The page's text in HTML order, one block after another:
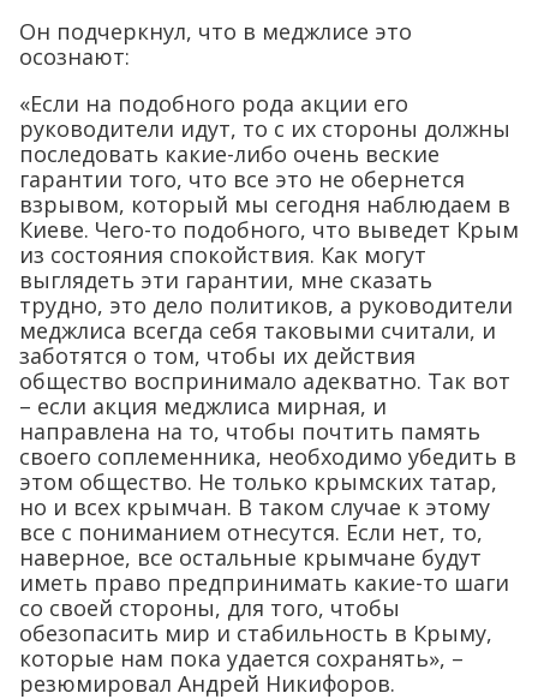
Он подчеркнул, что в меджлисе это
осознают:
«Если на подобного рода акции его
руководители идут, то с их стороны должны
последовать какие-либо очень веские
гарантии того, что все это не обернется
взрывом, который мы сегодня наблюдаем в
Киеве. Чего-то подобного, что выведет Крым
из состояния спокойствия. Как могут
выглядеть эти гарантии, мне сказать
трудно, это дело политиков, а руководители
меджлиса всегда себя таковыми считали, и
заботятся о том, чтобы их действия
общество воспринимало адекватно. Так вот
– если акция меджлиса мирная, и
направлена на то, чтобы почтить память
своего соплеменника, необходимо убедить в
этом общество. Не только крымских татар,
но и всех крымчан. В таком случае к этому
все с пониманием отнесутся. Если нет, то,
наверное, все остальные крымчане будут
иметь право предпринимать какие-то шаги
со своей стороны, для того, чтобы
обезопасить мир и стабильность в Крыму,
которые нам пока удается сохранять», –
резюмировал Андрей Никифоров.